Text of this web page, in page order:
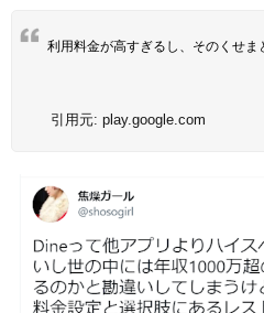
利用料金が高すぎるし、そのくせま
引用元: play.google.com